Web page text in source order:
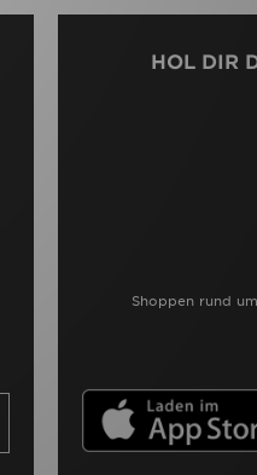
HOL DIR
Shoppen rund